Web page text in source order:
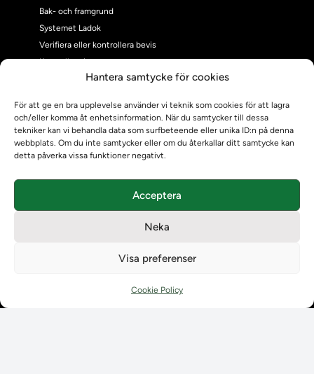
Hantera samtycke för cookies
För att ge en bra upplevelse använder vi teknik som cookies för att lagra
och/eller komma åt enhetsinformation. När du samtycker till dessa
tekniker kan vi behandla data som surfbeteende eller unika ID:n på denna
webbplats. Om du inte samtycker eller om du återkallar ditt samtycke kan
detta påverka vissa funktioner negativt.
Acceptera
Neka
Visa preferenser
Cookie Policy
Bak- och framgrund
Systemet Ladok
Verifiera eller kontrollera bevis
Kontrollera intyg
Om Ladokkonsortiet
Ladokkonsortiet internationellt
Vision, strategi och produktplan
Teamens sammansättning och arbetet på Ladokkonsortiet
Användarkontakter
Policyer och dokument
Kontaktuppgifter till lärosätenas Ladoksupport
Kontaktuppgifter till Ladokkonsortiet